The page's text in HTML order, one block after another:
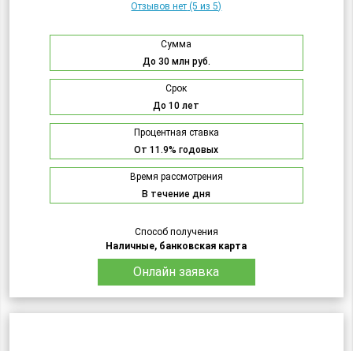
Отзывов нет (5 из 5)
Сумма
До 30 млн руб.
Срок
До 10 лет
Процентная ставка
От 11.9% годовых
Время рассмотрения
В течение дня
Способ получения
Наличные, банковская карта
Онлайн заявка